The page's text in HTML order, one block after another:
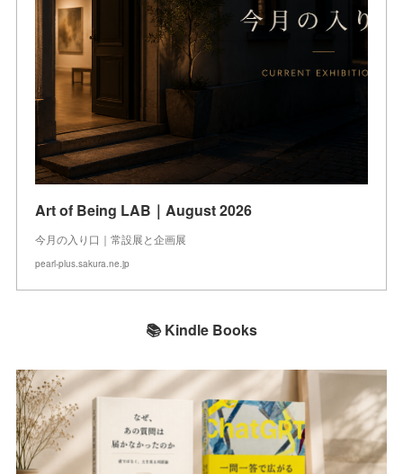
Art of Being LAB｜August 2026
今月の入り口｜常設展と企画展
pearl-plus.sakura.ne.jp
📚 Kindle Books